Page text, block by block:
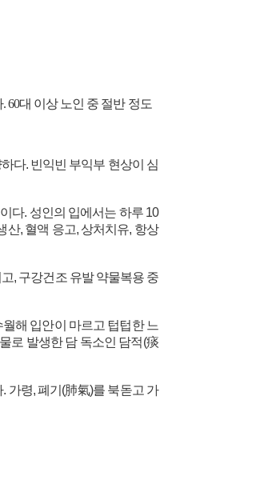
대 이상 노인 중 절반 정도
다. 빈익빈 부익부 현상이 심
다. 성인의 입에서는 하루 10
산, 혈액 응고, 상처치유, 항상
, 구강건조 유발 약물복용 중
해 입안이 마르고 텁텁한 느
로 발생한 담 독소인 담적(痰
가령, 폐기(肺氣)를 북돋고 가